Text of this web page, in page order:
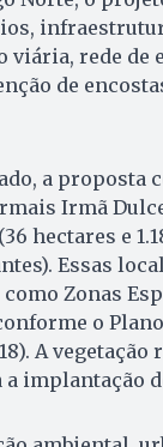
viária, rede de
de
a proposta
Irmã Dulce
hectares e
Essas
Zonas
o
A
a implantação